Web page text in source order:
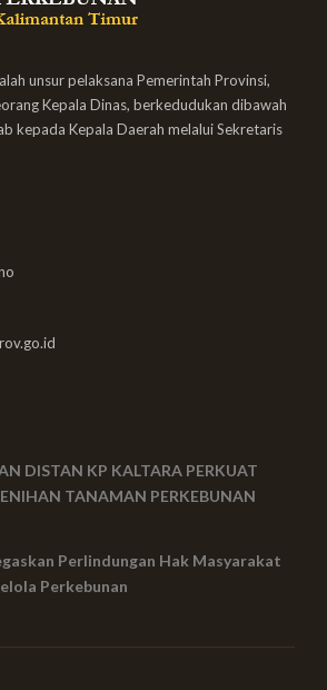
unsur pelaksana Pemerintah Provinsi,
Kepala Dinas, berkedudukan dibawah
kepada Kepala Daerah melalui Sekretaris
DISTAN KP KALTARA PERKUAT
TANAMAN PERKEBUNAN
Perlindungan Hak Masyarakat
Perkebunan